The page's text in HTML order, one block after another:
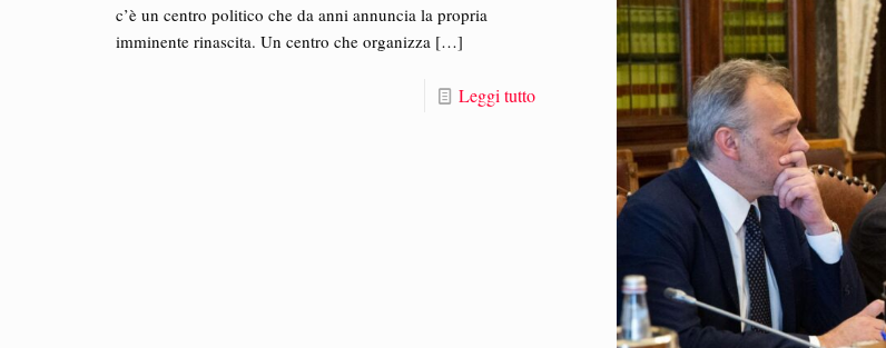
c’è un centro politico che da anni annuncia la propria
imminente rinascita. Un centro che organizza […]
Leggi tutto